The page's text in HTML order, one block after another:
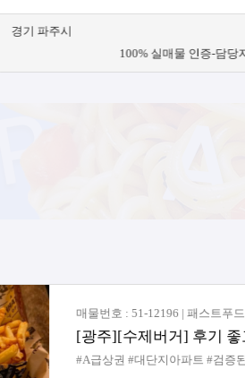
강원 양구군
부동산 중개법인 퍼스트 11350-2018-
서울 노원구 동일로 230가길 57 / 전화: 02-931-5530 대표 박
매물번호 : 51-12188 | 돈까스/
#초보창업 #생활형상권 #유